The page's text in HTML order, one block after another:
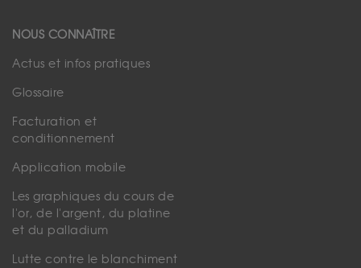
NOUS CONNAÎTRE
Actus et infos pratiques
Glossaire
Facturation et
conditionnement
Application mobile
Les graphiques du cours de
l'or, de l'argent, du platine
et du palladium
Lutte contre le blanchiment